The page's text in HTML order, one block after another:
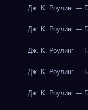
Дж. К. Роулинг —
Дж. К. Роулинг —
Дж. К. Роулинг —
Дж. К. Роулинг —
Дж. К. Роулинг —